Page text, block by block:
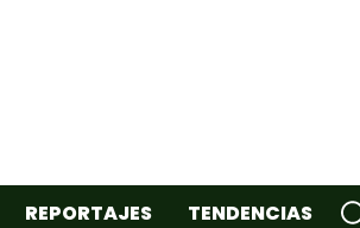
REPORTAJES TENDENCIAS